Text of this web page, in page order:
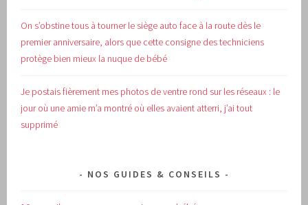
On s’obstine tous à tourner le siège auto face à la route dès le
premier anniversaire, alors que cette consigne des techniciens
protège bien mieux la nuque de bébé
Je postais fièrement mes photos de ventre rond sur les réseaux : le
jour où une amie m’a montré où elles avaient atterri, j’ai tout
supprimé
NOS GUIDES & CONSEILS